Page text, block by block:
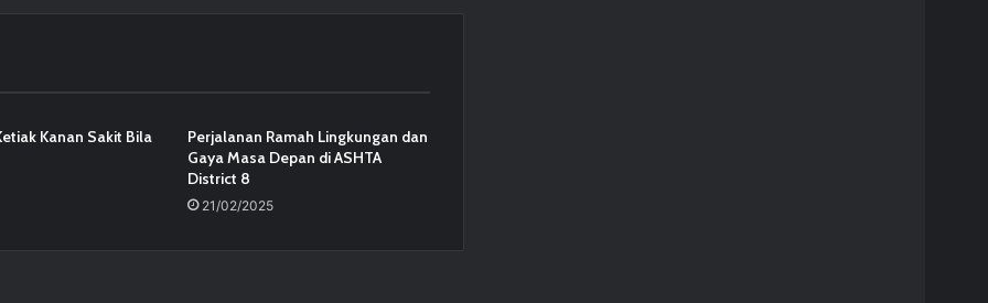
Kanan Sakit Bila
Perjalanan Ramah Lingkungan dan
Gaya Masa Depan di ASHTA
District 8
21/02/2025